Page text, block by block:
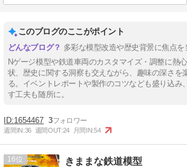
このブログのここがポイント
多彩な模型改造や歴史背景に焦点を
Nゲージ模型や鉄道車両のカスタマイズ・調整に熱
状、歴史に関する洞察も交えながら、趣味の深さを
る。イベントレポートや製作のコツなども盛り込み
す工夫も随所に。
1654467 3
週間IN:36 週間OUT:24 月間IN:54
16 きままな鉄道模型